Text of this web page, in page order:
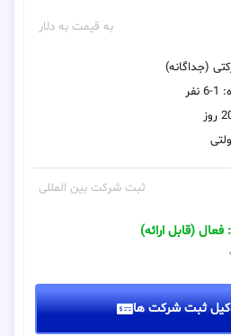
به قیمت به دلار
(جداگانه)
ثبت شرکت بین المللی
(قابل ارائه)
ثبت شرکت ها